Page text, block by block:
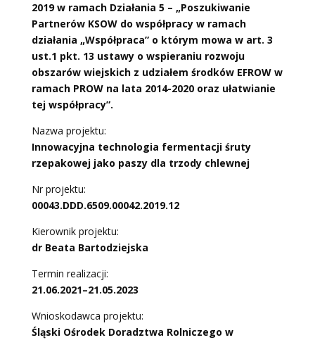
2019 w ramach Działania 5 – „Poszukiwanie
Partnerów KSOW do współpracy w ramach
działania „Współpraca” o którym mowa w art. 3
ust.1 pkt. 13 ustawy o wspieraniu rozwoju
obszarów wiejskich z udziałem środków EFROW w
ramach PROW na lata 2014-2020 oraz ułatwianie
tej współpracy”.
Nazwa projektu:
Innowacyjna technologia fermentacji śruty
rzepakowej jako paszy dla trzody chlewnej
Nr projektu:
00043.DDD.6509.00042.2019.12
Kierownik projektu:
dr Beata Bartodziejska
Termin realizacji:
21.06.2021–21.05.2023
Wnioskodawca projektu:
Śląski Ośrodek Doradztwa Rolniczego w